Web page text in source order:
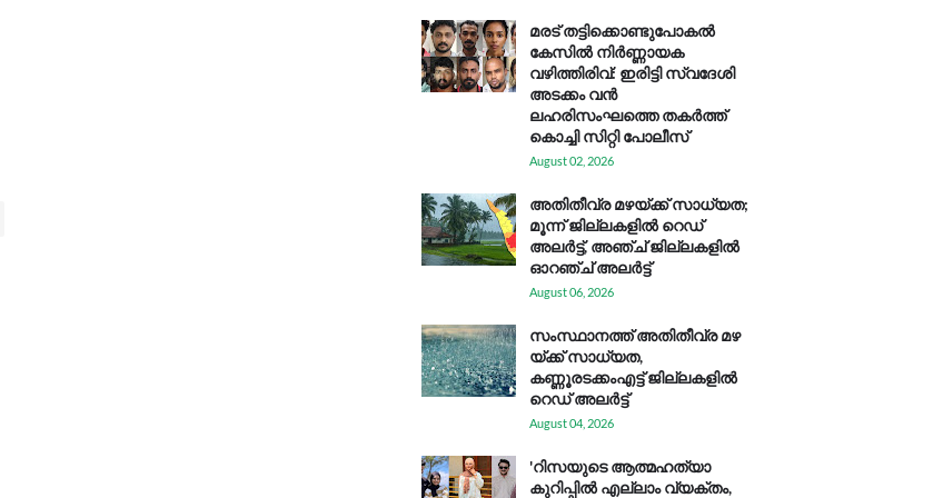
മരട് തട്ടിക്കൊണ്ടുപോകൽ
കേസിൽ നിർണ്ണായക
വഴിത്തിരിവ്: ഇരിട്ടി സ്വദേശി
അടക്കം വൻ
ലഹരിസംഘത്തെ തകർത്ത്
കൊച്ചി സിറ്റി പോലീസ്
August 02, 2026
അതിതീവ്ര മഴയ്ക്ക് സാധ്യത;
മൂന്ന് ജില്ലകളിൽ റെഡ്
അലർട്ട്, അഞ്ച് ജില്ലകളിൽ
ഓറഞ്ച് അലർട്ട്
August 06, 2026
സം​സ്ഥാ​ന​ത്ത് അ​തി​തീ​വ്ര മ​ഴ​
യ്ക്ക് സാ​ധ്യ​ത,
കണ്ണൂരടക്കംഎ​ട്ട് ജി​ല്ല​ക​ളി​ൽ
റെ​ഡ് അ​ലർ​ട്ട്
August 04, 2026
'റിസയുടെ ആത്മഹത്യാ
കുറിപ്പിൽ എല്ലാം വ്യക്തം,